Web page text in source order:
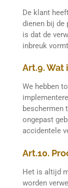
De klant
dienen bij de
is dat de
inbreuk
Art.9. Wat
We hebben
beschermen
ongepast
accidentele
Art.10.
Het is altijd
worden